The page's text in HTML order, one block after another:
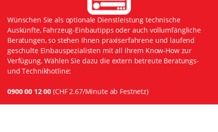
Wünschen Sie als optionale Dienstleistung technische
Auskünfte, Fahrzeug-Einbautipps oder auch vollumfängliche
Beratungen, so stehen Ihnen praxiserfahrene und laufend
geschulte Einbauspezialisten mit all ihrem Know-How zur
Verfügung. Wählen Sie dazu die extern betreute Beratungs-
und Technikhotline:
0900 00 12 00 (CHF 2.67/Minute ab Festnetz)